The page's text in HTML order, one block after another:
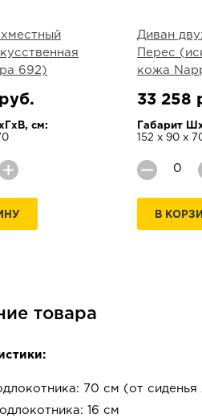
692)
см:
Диван
Перес
кожа
33 258
Габарит
152 х 90 х
В
товара
70 см (от сиденья
16 см